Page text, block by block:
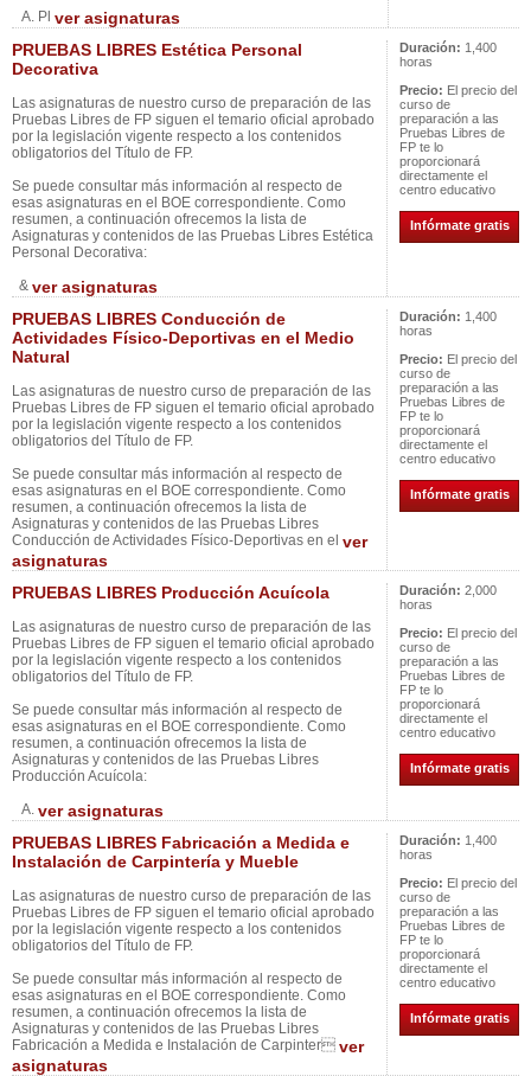
A. Pl ver asignaturas
PRUEBAS LIBRES Estética Personal
Decorativa
Las asignaturas de nuestro curso de preparación de las
Pruebas Libres de FP siguen el temario oficial aprobado
por la legislación vigente respecto a los contenidos
obligatorios del Título de FP.
Se puede consultar más información al respecto de
esas asignaturas en el BOE correspondiente. Como
resumen, a continuación ofrecemos la lista de
Asignaturas y contenidos de las Pruebas Libres Estética
Personal Decorativa:
& ver asignaturas
Duración: 1,400
horas
Precio: El precio del
curso de
preparación a las
Pruebas Libres de
FP te lo
proporcionará
directamente el
centro educativo
Infórmate gratis
PRUEBAS LIBRES Conducción de
Actividades Físico-Deportivas en el Medio
Natural
Las asignaturas de nuestro curso de preparación de las
Pruebas Libres de FP siguen el temario oficial aprobado
por la legislación vigente respecto a los contenidos
obligatorios del Título de FP.
Se puede consultar más información al respecto de
esas asignaturas en el BOE correspondiente. Como
resumen, a continuación ofrecemos la lista de
Asignaturas y contenidos de las Pruebas Libres
Conducción de Actividades Físico-Deportivas en el ver
asignaturas
Duración: 1,400
horas
Precio: El precio del
curso de
preparación a las
Pruebas Libres de
FP te lo
proporcionará
directamente el
centro educativo
Infórmate gratis
PRUEBAS LIBRES Producción Acuícola
Las asignaturas de nuestro curso de preparación de las
Pruebas Libres de FP siguen el temario oficial aprobado
por la legislación vigente respecto a los contenidos
obligatorios del Título de FP.
Se puede consultar más información al respecto de
esas asignaturas en el BOE correspondiente. Como
resumen, a continuación ofrecemos la lista de
Asignaturas y contenidos de las Pruebas Libres
Producción Acuícola:
A. ver asignaturas
Duración: 2,000
horas
Precio: El precio del
curso de
preparación a las
Pruebas Libres de
FP te lo
proporcionará
directamente el
centro educativo
Infórmate gratis
PRUEBAS LIBRES Fabricación a Medida e
Instalación de Carpintería y Mueble
Las asignaturas de nuestro curso de preparación de las
Pruebas Libres de FP siguen el temario oficial aprobado
por la legislación vigente respecto a los contenidos
obligatorios del Título de FP.
Se puede consultar más información al respecto de
esas asignaturas en el BOE correspondiente. Como
resumen, a continuación ofrecemos la lista de
Asignaturas y contenidos de las Pruebas Libres
Fabricación a Medida e Instalación de Carpinter ver
asignaturas
Duración: 1,400
horas
Precio: El precio del
curso de
preparación a las
Pruebas Libres de
FP te lo
proporcionará
directamente el
centro educativo
Infórmate gratis